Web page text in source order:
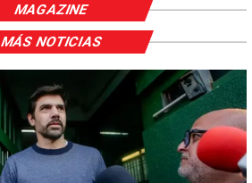
MAGAZINE
MÁS NOTICIAS